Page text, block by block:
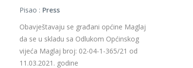
Pisao : Press
Obavještavaju se građani općine Maglaj
da se u skladu sa Odlukom Općinskog
vijeća Maglaj broj: 02-04-1-365/21 od
11.03.2021. godine